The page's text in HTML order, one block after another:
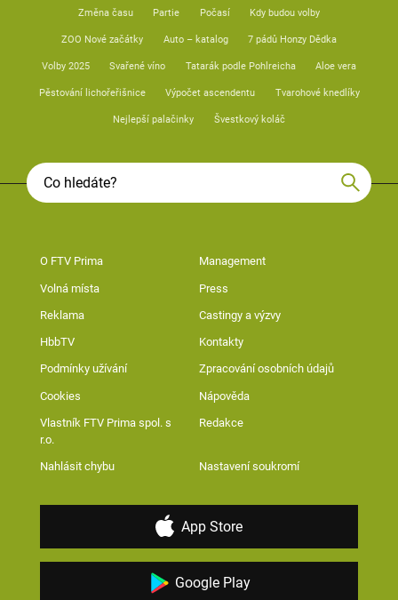
Změna času Partie Počasí Kdy budou volby
ZOO Nové začátky Auto – katalog 7 pádů Honzy Dědka
Volby 2025 Svařené víno Tatarák podle Pohlreicha Aloe vera
Pěstování lichořeřišnice Výpočet ascendentu Tvarohové knedlíky
Nejlepší palačinky Švestkový koláč
O FTV Prima Management
Volná místa Press
Reklama Castingy a výzvy
HbbTV Kontakty
Podmínky užívání Zpracování osobních údajů
Cookies Nápověda
Vlastník FTV Prima spol. s
r.o.
Redakce
Nahlásit chybu Nastavení soukromí
App Store
Google Play